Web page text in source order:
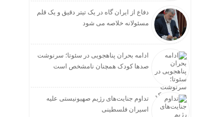
دفاع از ایران گاه در یک تیتر دقیق و یک قلم
مسئولانه خلاصه می شود
ادامه بحران پناهجویی در سئوتا؛ سرنوشت
صدها کودک همچنان نامشخص است
تداوم جنایت‌های رژیم صهیونیستی علیه
اسیران فلسطینی